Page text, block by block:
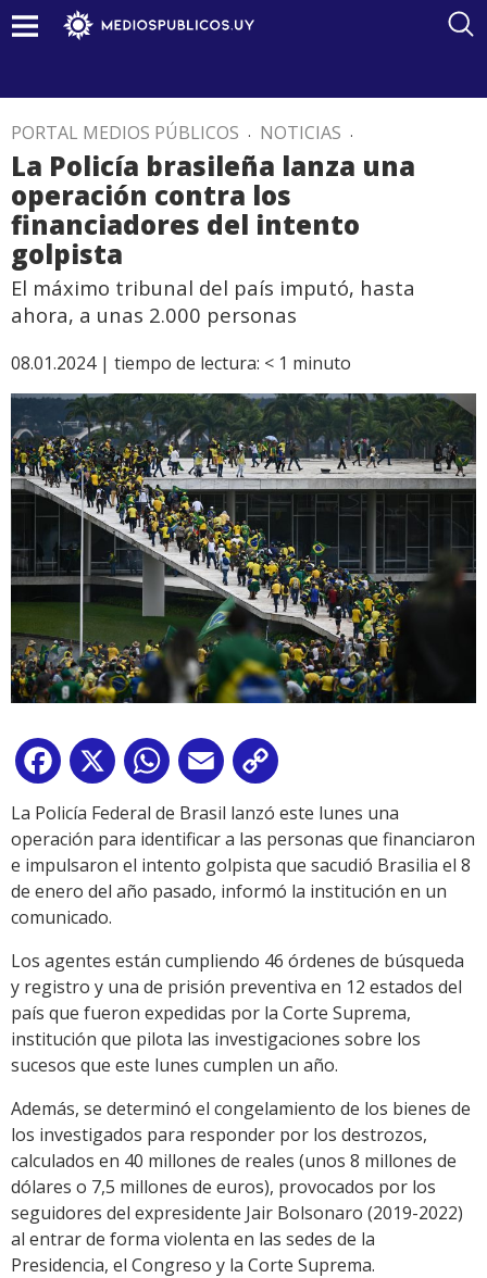
PORTAL MEDIOS PÚBLICOS . NOTICIAS .
La Policía brasileña lanza una
operación contra los
financiadores del intento
golpista
El máximo tribunal del país imputó, hasta
ahora, a unas 2.000 personas
08.01.2024 | tiempo de lectura: < 1 minuto
Facebook
X WhatsApp
Email
Link
La Policía Federal de Brasil lanzó este lunes una
operación para identificar a las personas que financiaron
e impulsaron el intento golpista que sacudió Brasilia el 8
de enero del año pasado, informó la institución en un
comunicado.
Los agentes están cumpliendo 46 órdenes de búsqueda
y registro y una de prisión preventiva en 12 estados del
país que fueron expedidas por la Corte Suprema,
institución que pilota las investigaciones sobre los
sucesos que este lunes cumplen un año.
Además, se determinó el congelamiento de los bienes de
los investigados para responder por los destrozos,
calculados en 40 millones de reales (unos 8 millones de
dólares o 7,5 millones de euros), provocados por los
seguidores del expresidente Jair Bolsonaro (2019-2022)
al entrar de forma violenta en las sedes de la
Presidencia, el Congreso y la Corte Suprema.